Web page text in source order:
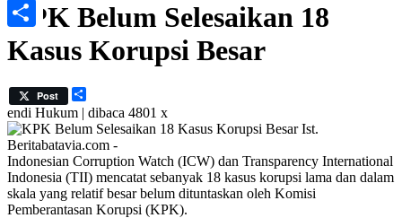
KPK Belum Selesaikan 18
Kasus Korupsi Besar
Post
endi Hukum | dibaca 4801 x
Ist.
Beritabatavia.com -
Indonesian Corruption Watch (ICW) dan Transparency International
Indonesia (TII) mencatat sebanyak 18 kasus korupsi lama dan dalam
skala yang relatif besar belum dituntaskan oleh Komisi
Pemberantasan Korupsi (KPK).
Share